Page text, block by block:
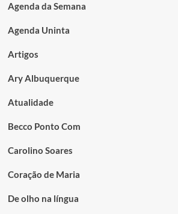
Agenda da Semana
Agenda Uninta
Artigos
Ary Albuquerque
Atualidade
Becco Ponto Com
Carolino Soares
Coração de Maria
De olho na língua